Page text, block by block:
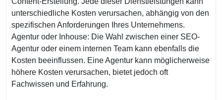
unterschiedliche Kosten verursachen, abhängig von den
spezifischen Anforderungen Ihres Unternehmens.
Agentur oder Inhouse: Die Wahl zwischen einer SEO-
Agentur oder einem internen Team kann ebenfalls die
Kosten beeinflussen. Eine Agentur kann möglicherweise
höhere Kosten verursachen, bietet jedoch oft
Fachwissen und Erfahrung.